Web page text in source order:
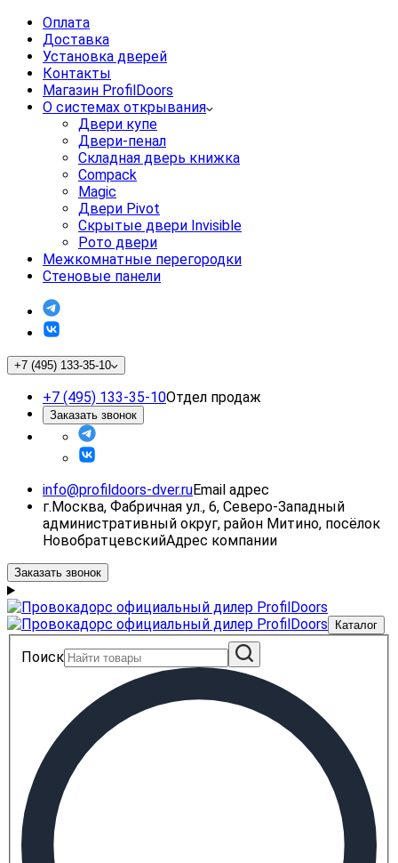
Оплата
Доставка
Установка дверей
Контакты
Магазин ProfilDoors
О системах открывания
Двери купе
Двери-пенал
Складная дверь книжка
Compack
Magic
Двери Pivot
Скрытые двери Invisible
Рото двери
Межкомнатные перегородки
Стеновые панели
+7 (495) 133-35-10
+7 (495) 133-35-10Отдел продаж
Заказать звонок
info@profildoors-dver.ruEmail адрес
г.Москва, Фабричная ул., 6, Северо-Западный
административный округ, район Митино, посёлок
НовобратцевскийАдрес компании
Заказать звонок
Каталог
Поиск